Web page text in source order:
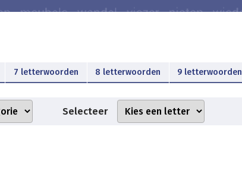
7 letterwoorden 8 letterwoorden 9 letterwoorden
Selecteer